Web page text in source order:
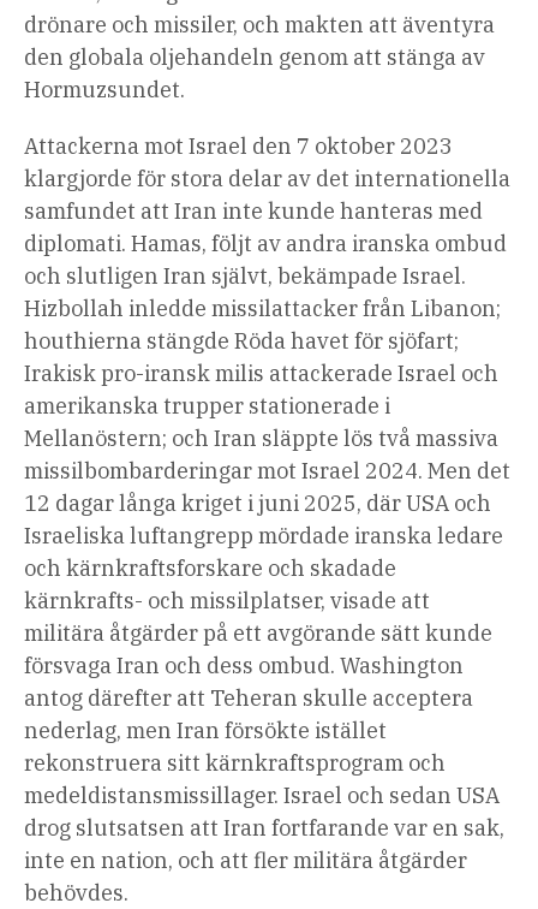
drönare och missiler, och makten att äventyra
den globala oljehandeln genom att stänga av
Hormuzsundet.
Attackerna mot Israel den 7 oktober 2023
klargjorde för stora delar av det internationella
samfundet att Iran inte kunde hanteras med
diplomati. Hamas, följt av andra iranska ombud
och slutligen Iran självt, bekämpade Israel.
Hizbollah inledde missilattacker från Libanon;
houthierna stängde Röda havet för sjöfart;
Irakisk pro-iransk milis attackerade Israel och
amerikanska trupper stationerade i
Mellanöstern; och Iran släppte lös två massiva
missilbombarderingar mot Israel 2024. Men det
12 dagar långa kriget i juni 2025, där USA och
Israeliska luftangrepp mördade iranska ledare
och kärnkraftsforskare och skadade
kärnkrafts- och missilplatser, visade att
militära åtgärder på ett avgörande sätt kunde
försvaga Iran och dess ombud. Washington
antog därefter att Teheran skulle acceptera
nederlag, men Iran försökte istället
rekonstruera sitt kärnkraftsprogram och
medeldistansmissillager. Israel och sedan USA
drog slutsatsen att Iran fortfarande var en sak,
inte en nation, och att fler militära åtgärder
behövdes.